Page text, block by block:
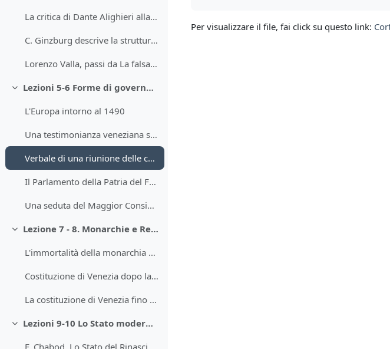
La critica di Dante Alighieri alla Donazione di Costantino.
C. Ginzburg descrive la struttura dell'opuscolo di Valla sulla Donazione di Costantino
Lorenzo Valla, passi da La falsa donazione di Costantino (traduzione di Olga Pugliese)
Minimizza
Lezioni 5-6 Forme di governo nell'Europa della prima età moderna.
L'Europa intorno al 1490
Una testimonianza veneziana sul parlamento inglese a metà 500
Verbale di una riunione delle cortes di Castiglia (1506)
Il Parlamento della Patria del Friuli nel 400. Atti
Una seduta del Maggior Consiglio di Venezia nel '700
Minimizza
Lezione 7 - 8. Monarchie e Repubbliche
L'immortalità della monarchia di Francia secondo Michel de l'Hospital (1563)
Costituzione di Venezia dopo la Serrata del Maggior Consiglio (schema di G. Maranini)
La costituzione di Venezia fino al 1297 (schema di F. C. Lane)
Minimizza
Lezioni 9-10 Lo Stato moderno.
Per visualizzare il file, fai click su questo link: